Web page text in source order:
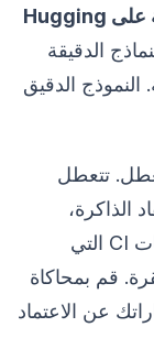
تشغيل نماذج دقيقة من تحميلات عشوائية على Hugging
الدقيقة
الدقيق
تتعطل
الذاكرة،
وتبطئ وحدات معالجة الرسوميات. عمليات CI التي
قم بمحاكاة
عن الاعتماد